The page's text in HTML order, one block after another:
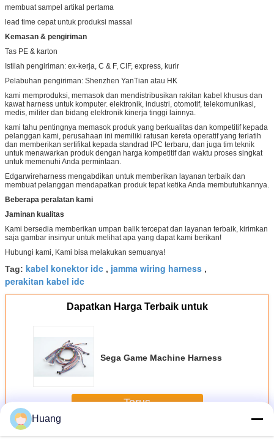
membuat sampel artikal pertama
lead time cepat untuk produksi massal
Kemasan & pengiriman
Tas PE & karton
Istilah pengiriman: ex-kerja, C & F, CIF, express, kurir
Pelabuhan pengiriman: Shenzhen YanTian atau HK
kami memproduksi, memasok dan mendistribusikan rakitan kabel khusus dan
kawat harness untuk komputer. elektronik, industri, otomotif, telekomunikasi,
medis, militer dan bidang elektronik kinerja tinggi lainnya.
kami tahu pentingnya memasok produk yang berkualitas dan kompetitif kepada
pelanggan kami, perusahaan ini memiliki ratusan kereta operatif yang terlatih
dan memberikan sertifikat kepada standrad IPC terbaru, dan juga tim teknik
untuk menawarkan produk dengan harga kompetitif dan waktu proses singkat
untuk memenuhi Anda permintaan.
Edgarwireharness mengabdikan untuk memberikan layanan terbaik dan
membuat pelanggan mendapatkan produk tepat ketika Anda membutuhkannya.
Beberapa peralatan kami
Jaminan kualitas
Kami bersedia memberikan umpan balik tercepat dan layanan terbaik, kirimkan
saja gambar insinyur untuk melihat apa yang dapat kami berikan!
Hubungi kami, Kami bisa melakukan semuanya!
Tag: kabel konektor idc , jamma wiring harness ,
perakitan kabel idc
Dapatkan Harga Terbaik untuk
Sega Game Machine Harness
Terus
LebihHarness Mesin Game
Huang